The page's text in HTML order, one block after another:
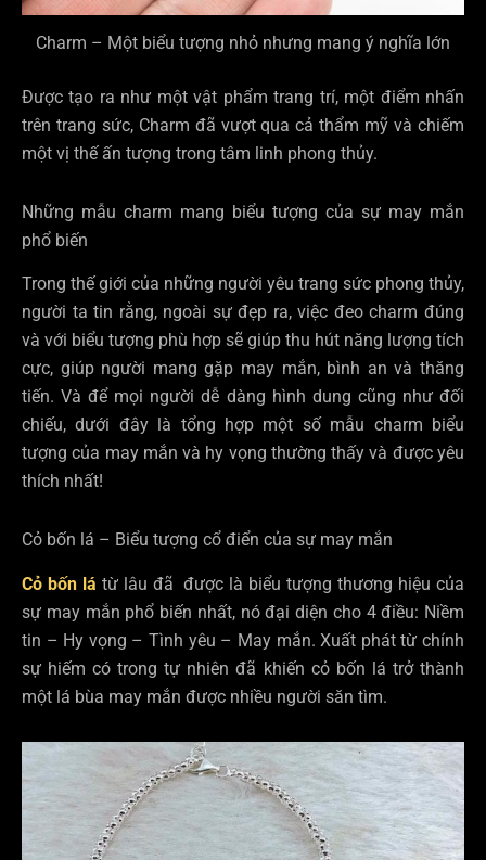
Charm – Một biểu tượng nhỏ nhưng mang ý nghĩa lớn
Được tạo ra như một vật phẩm trang trí, một điểm nhấn
trên trang sức, Charm đã vượt qua cả thẩm mỹ và chiếm
một vị thế ấn tượng trong tâm linh phong thủy.
Những mẫu charm mang biểu tượng của sự may mắn
phổ biến
Trong thế giới của những người yêu trang sức phong thủy,
người ta tin rằng, ngoài sự đẹp ra, việc đeo charm đúng
và với biểu tượng phù hợp sẽ giúp thu hút năng lượng tích
cực, giúp người mang gặp may mắn, bình an và thăng
tiến. Và để mọi người dễ dàng hình dung cũng như đối
chiếu, dưới đây là tổng hợp một số mẫu charm biểu
tượng của may mắn và hy vọng thường thấy và được yêu
thích nhất!
Cỏ bốn lá – Biểu tượng cổ điển của sự may mắn
Cỏ bốn lá từ lâu đã được là biểu tượng thương hiệu của
sự may mắn phổ biến nhất, nó đại diện cho 4 điều: Niềm
tin – Hy vọng – Tình yêu – May mắn. Xuất phát từ chính
sự hiếm có trong tự nhiên đã khiến cỏ bốn lá trở thành
một lá bùa may mắn được nhiều người săn tìm.